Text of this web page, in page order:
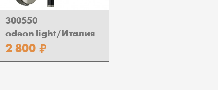
300550
odeon light/Италия
2 800